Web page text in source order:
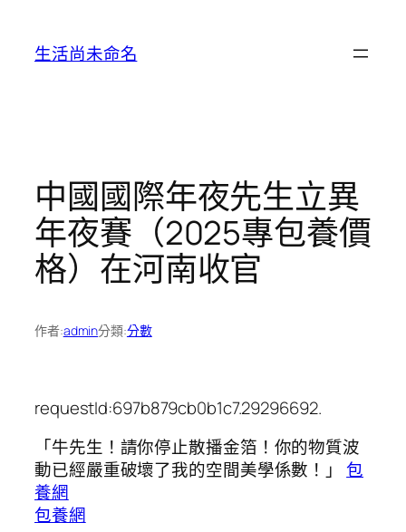
生活尚未命名
中國國際年夜先生立異
年夜賽（2025專包養價
格）在河南收官
作者:admin分類:分數
requestId:697b879cb0b1c7.29296692.
「牛先生！請你停止散播金箔！你的物質波
動已經嚴重破壞了我的空間美學係數！」包
養網
包養網